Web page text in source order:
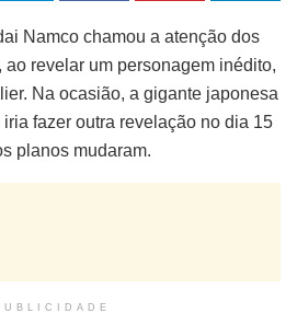
Namco chamou a atenção dos
ao revelar um personagem inédito,
Na ocasião, a gigante japonesa
fazer outra revelação no dia 15
planos mudaram.